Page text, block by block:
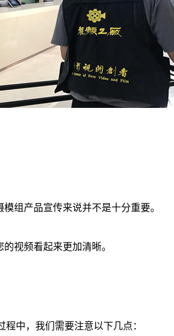
组产品宣传来说并不是十分重要。
视频看起来更加清晰。
中，我们需要注意以下几点：